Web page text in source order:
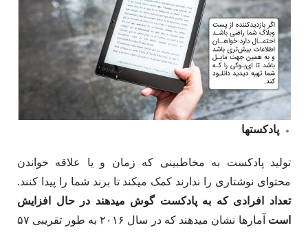
پادکست­ها
تولید پادکست به مخاطبینی که زمان و یا علاقه خواندن
محتوای نوشتاری را ندارند کمک می­کند تا برند شما را پیدا کنند.
تعداد افرادی که به پادکست گوش می­دهند در حال افزایش
است
آمارها نشان می­دهند که در سال ۲۰۱۶ به طور تقریبی ۵۷